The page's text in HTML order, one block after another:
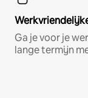
Ga je voor je
lange termijn